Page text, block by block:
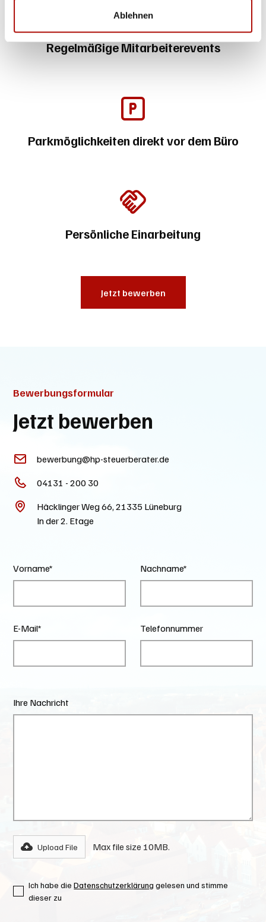
Ablehnen
Regelmäßige Mitarbeiterevents
Parkmöglichkeiten direkt vor dem Büro
Persönliche Einarbeitung
Jetzt bewerben
Bewerbungsformular
Jetzt bewerben
bewerbung@hp-steuerberater.de
04131 - 200 30
Häcklinger Weg 66, 21335 Lüneburg
In der 2. Etage
Vorname* Nachname*
E-Mail* Telefonnummer
Ihre Nachricht
Upload File Max file size 10MB.
Ich habe dieDatenschutzerklärung gelesen und stimme
dieser zu